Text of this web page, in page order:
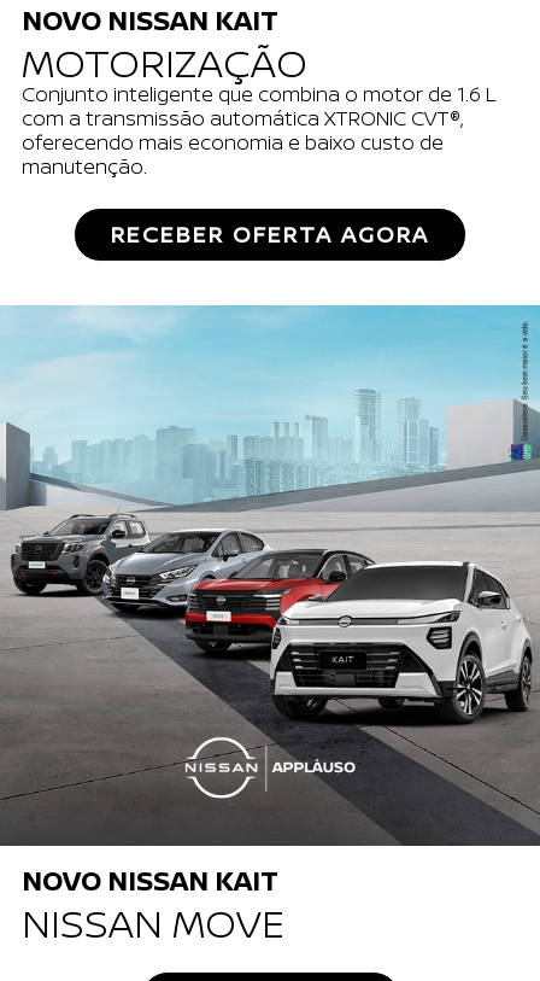
NOVO NISSAN KAIT
MOTORIZAÇÃO
Conjunto inteligente que combina o motor de 1.6 L
com a transmissão automática XTRONIC CVT®,
oferecendo mais economia e baixo custo de
manutenção.
RECEBER OFERTA AGORA
NOVO NISSAN KAIT
NISSAN MOVE